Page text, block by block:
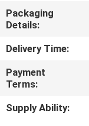
गुणवत्ता
नियंत्रण
संपर्क
करें
Packaging
Details:
Delivery Time:
Payment
Terms:
Supply Ability: